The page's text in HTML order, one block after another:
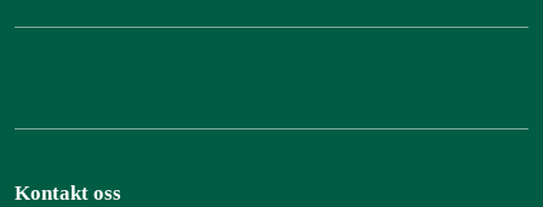
Kontakt oss